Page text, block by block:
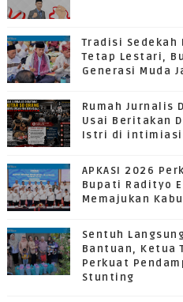
Tradisi Sedekah
Tetap Lestari,
Generasi Muda
Rumah Jurnalis
Usai Beritakan
Istri di intimiasi,
APKASI 2026
Bupati Radityo
Memajukan
Sentuh
Bantuan, Ketua
Perkuat
Stunting